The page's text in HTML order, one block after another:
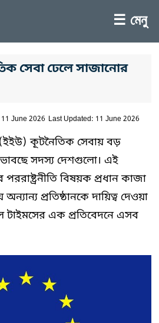
☰ মেনু
সেবা ঢেলে সাজানোর
June 2026 Last Updated: 11 June 2026
কূটনৈতিক সেবায় বড়
সদস্য দেশগুলো। এই
পররাষ্ট্রনীতি বিষয়ক প্রধান কাজা
প্রতিষ্ঠানকে দায়িত্ব দেওয়া
টাইমসের এক প্রতিবেদনে এসব